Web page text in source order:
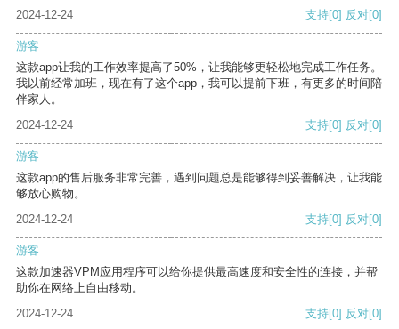
2024-12-24 支持[0] 反对[0]
游客
这款app让我的工作效率提高了50%，让我能够更轻松地完成工作任务。
我以前经常加班，现在有了这个app，我可以提前下班，有更多的时间陪
伴家人。
2024-12-24
支持[0] 反对[0]
游客
这款app的售后服务非常完善，遇到问题总是能够得到妥善解决，让我能
够放心购物。
2024-12-24
支持[0] 反对[0]
游客
这款加速器VPM应用程序可以给你提供最高速度和安全性的连接，并帮
助你在网络上自由移动。
2024-12-24
支持[0] 反对[0]